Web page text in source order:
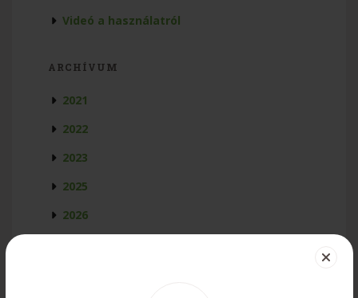
Videó a használatról
ARCHÍVUM
2021
2022
2023
2025
2026